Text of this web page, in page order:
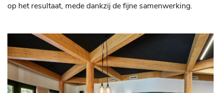
op het resultaat, mede dankzij de fijne samenwerking.